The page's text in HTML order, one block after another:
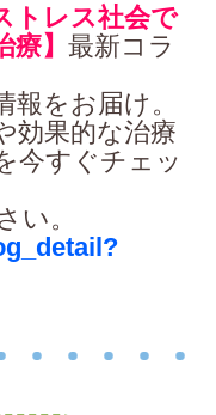
トレス社会で
療】最新コラ
をお届け。
効果的な治療
今すぐチェッ
い。